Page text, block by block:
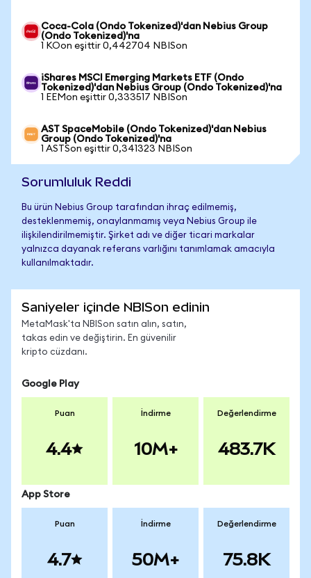
Coca-Cola (Ondo Tokenized)'dan Nebius Group
(Ondo Tokenized)'na
1 KOon eşittir 0,442704 NBISon
iShares MSCI Emerging Markets ETF (Ondo
Tokenized)'dan Nebius Group (Ondo Tokenized)'na
1 EEMon eşittir 0,333517 NBISon
AST SpaceMobile (Ondo Tokenized)'dan Nebius
Group (Ondo Tokenized)'na
1 ASTSon eşittir 0,341323 NBISon
Sorumluluk Reddi
Bu ürün Nebius Group tarafından ihraç edilmemiş,
desteklenmemiş, onaylanmamış veya Nebius Group ile
ilişkilendirilmemiştir. Şirket adı ve diğer ticari markalar
yalnızca dayanak referans varlığını tanımlamak amacıyla
kullanılmaktadır.
Saniyeler içinde NBISon edinin
MetaMask'ta NBISon satın alın, satın,
takas edin ve değiştirin. En güvenilir
kripto cüzdanı.
Google Play
Puan
4.4
İndirme
10M+
Değerlendirme
483.7K
App Store
Puan
4.7
İndirme
50M+
Değerlendirme
75.8K